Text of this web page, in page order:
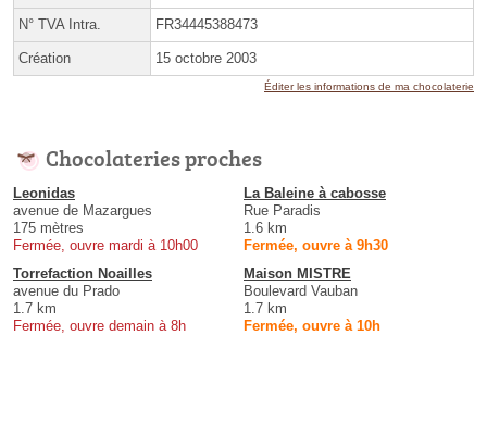
N° TVA Intra. FR34445388473
Création 15 octobre 2003
Éditer les informations de ma chocolaterie
Chocolateries proches
Leonidas
avenue de Mazargues
175 mètres
Fermée, ouvre mardi à 10h00
La Baleine à cabosse
Rue Paradis
1.6 km
Fermée, ouvre à 9h30
Torrefaction Noailles
avenue du Prado
1.7 km
Fermée, ouvre demain à 8h
Maison MISTRE
Boulevard Vauban
1.7 km
Fermée, ouvre à 10h